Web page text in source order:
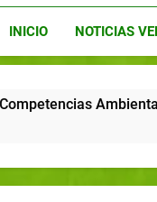
INICIO NOTICIAS
Ambientales que